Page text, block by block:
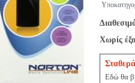
Χωρίς
Εδώ θα